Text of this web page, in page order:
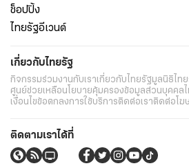
ช็อปปิ้ง
ไทยรัฐอีเวนต์
เกี่ยวกับไทยรัฐ
กิจกรรมร่วมงานกับเราเกี่ยวกับไทยรัฐมูลนิธิไท
ศูนย์ช่วยเหลือนโยบายคุ้มครองข้อมูลส่วนบุคคล
เงื่อนไขข้อตกลงการใช้บริการติดต่อเราติดต่อโฆ
ติดตามเราได้ที่